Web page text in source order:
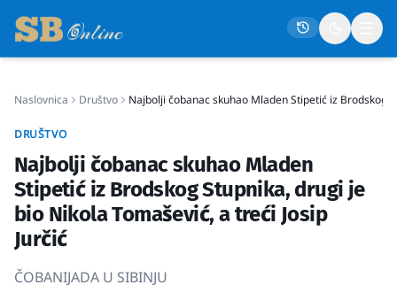
Politika
Gospodarstvo
Život
Crna kronika
Naslovnica Društvo Najbolji čobanac skuhao Mladen Stipetić iz Brodskog
DRUŠTVO
Najbolji čobanac skuhao Mladen
Stipetić iz Brodskog Stupnika, drugi je
bio Nikola Tomašević, a treći Josip
Jurčić
ČOBANIJADA U SIBINJU